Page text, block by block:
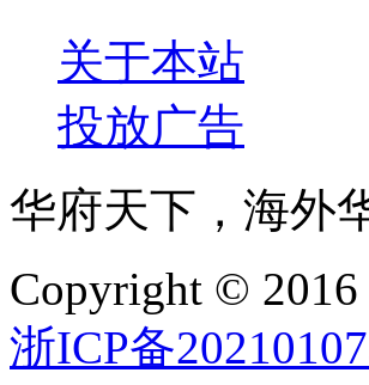
关于本站
投放广告
华府天下，海外
Copyright © 2016
浙ICP备